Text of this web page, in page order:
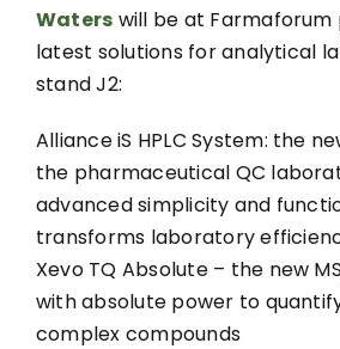
Waters will be at Farmaforum
latest solutions for analytical
stand J2:
Alliance iS HPLC System: the
the pharmaceutical QC
advanced simplicity and
transforms laboratory
Xevo TQ Absolute – the new
with absolute power to
complex compounds